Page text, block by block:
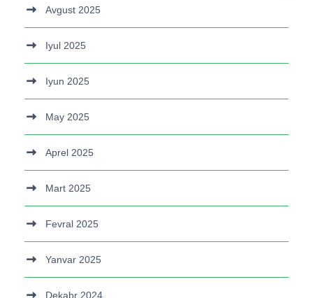
Avgust 2025
Iyul 2025
Iyun 2025
May 2025
Aprel 2025
Mart 2025
Fevral 2025
Yanvar 2025
Dekabr 2024